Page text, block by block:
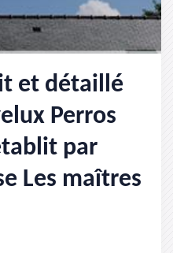
et détaillé
Perros
par
Les maîtres